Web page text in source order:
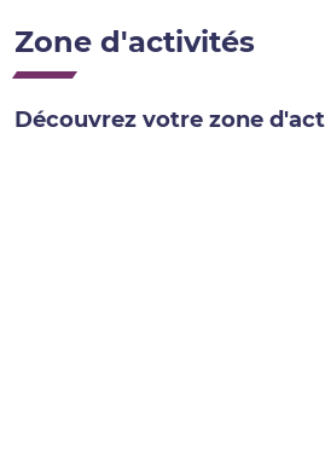
Zone d'activités
Découvrez votre zone